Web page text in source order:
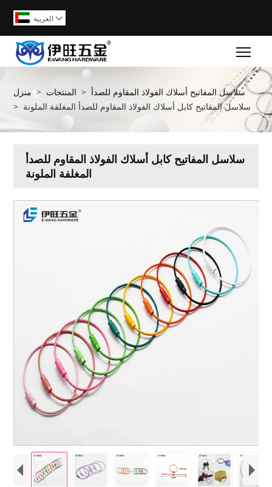
العربية 
منزل > المنتجات > سلاسل المفاتيح أسلاك الفولاذ المقاوم للصدأ
> سلاسل المفاتيح كابل أسلاك الفولاذ المقاوم للصدأ المغلفة الملونة
سلاسل المفاتيح كابل أسلاك الفولاذ المقاوم للصدأ
المغلفة الملونة